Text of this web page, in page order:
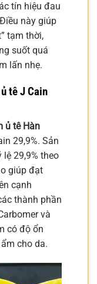
tín hiệu đau
này giúp
tạm thời,
suốt quá
lấn nhẹ.
tê J Cain
ủ tê Hàn
29,9%. Sản
29,9% theo
giúp đạt
cạnh
thành phần
và
có độ ổn
cho da.